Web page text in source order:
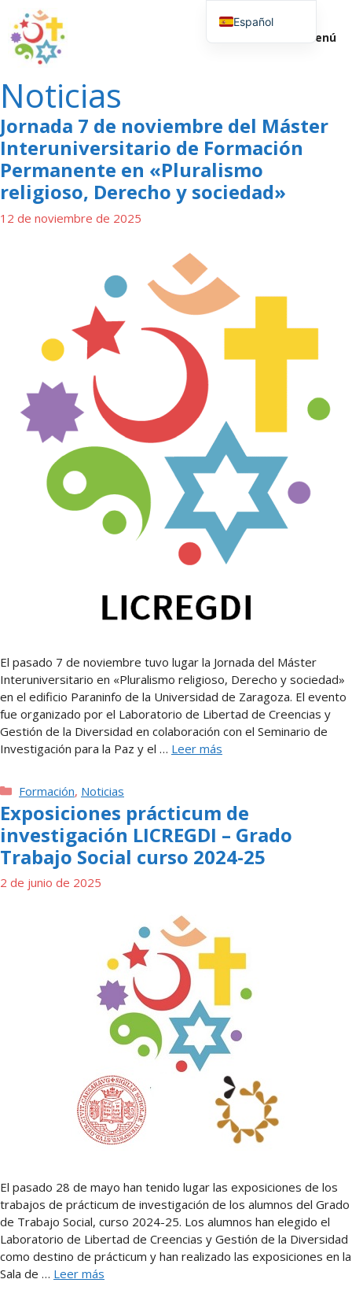
contenido
Menú
Noticias
Jornada 7 de noviembre del Máster
Interuniversitario de Formación
Permanente en «Pluralismo
religioso, Derecho y sociedad»
12 de noviembre de 2025
El pasado 7 de noviembre tuvo lugar la Jornada del Máster
Interuniversitario en «Pluralismo religioso, Derecho y sociedad»
en el edificio Paraninfo de la Universidad de Zaragoza. El evento
fue organizado por el Laboratorio de Libertad de Creencias y
Gestión de la Diversidad en colaboración con el Seminario de
Investigación para la Paz y el … Leer más
Categorías
Formación, Noticias
Exposiciones prácticum de
investigación LICREGDI – Grado
Trabajo Social curso 2024-25
2 de junio de 2025
El pasado 28 de mayo han tenido lugar las exposiciones de los
trabajos de prácticum de investigación de los alumnos del Grado
de Trabajo Social, curso 2024-25. Los alumnos han elegido el
Laboratorio de Libertad de Creencias y Gestión de la Diversidad
como destino de prácticum y han realizado las exposiciones en la
Sala de … Leer más
Español